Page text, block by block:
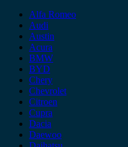
Alfa Romeo
Audi
Austin
Acura
BMW
BYD
Chery
Chevrolet
Citroen
Cupra
Dacia
Daewoo